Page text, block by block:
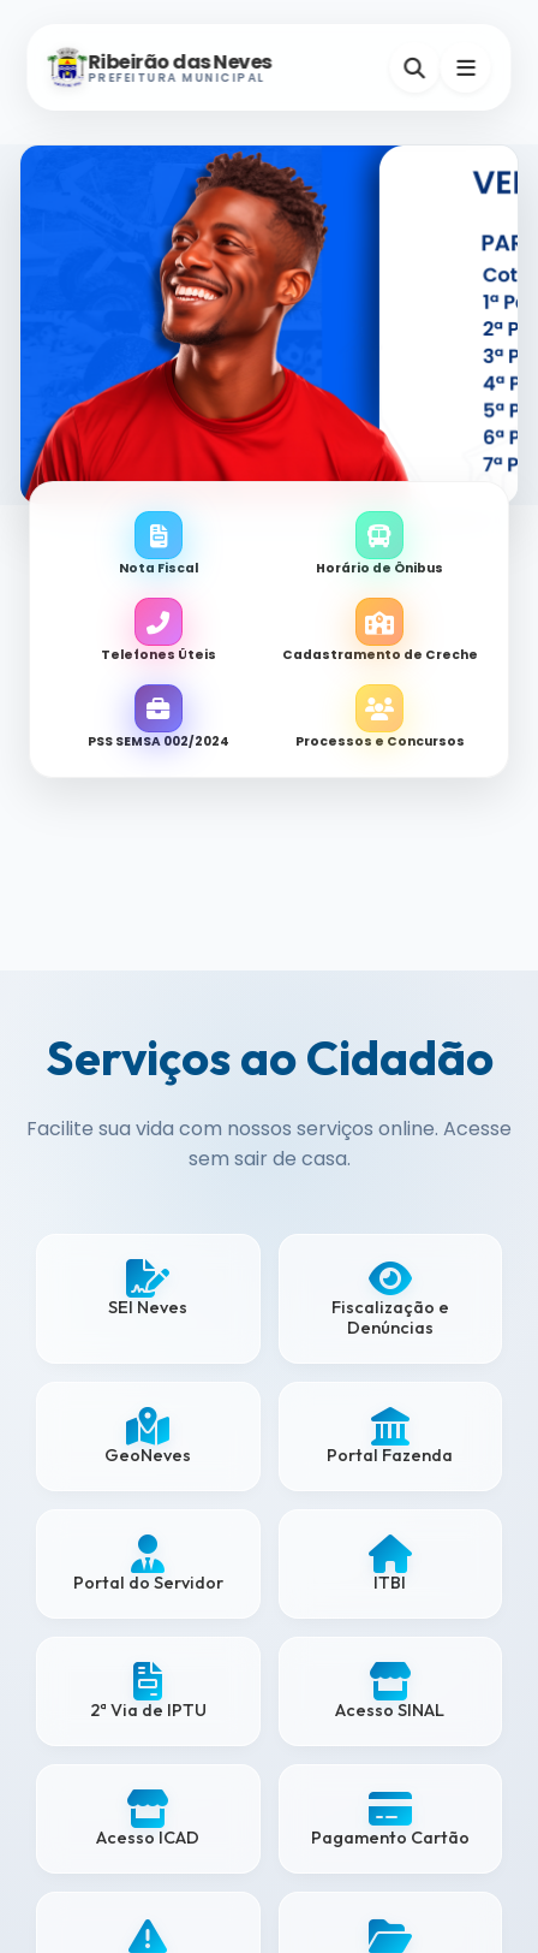
Ribeirão das Neves
PREFEITURA MUNICIPAL
Nota Fiscal Horário de Ônibus
Telefones Úteis Cadastramento de Creche
PSS SEMSA 002/2024 Processos e Concursos
Serviços ao Cidadão
Facilite sua vida com nossos serviços online. Acesse
sem sair de casa.
SEI Neves
Fiscalização e
Denúncias
GeoNeves Portal Fazenda
Portal do Servidor ITBI
2ª Via de IPTU Acesso SINAL
Acesso ICAD Pagamento Cartão
Nevinho
Assistente Virtual
A-
Horários e Endereços Secretarias